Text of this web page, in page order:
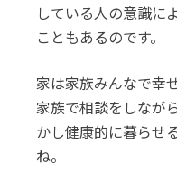
している人の意識に
こともあるのです。
家は家族みんなで幸
家族で相談をしなが
かし健康的に暮らせ
ね。